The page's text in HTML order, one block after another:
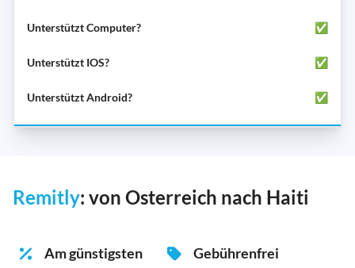
✅
✅
✅
Remitly: von Osterreich nach Haiti
Am günstigsten
Gebührenfrei